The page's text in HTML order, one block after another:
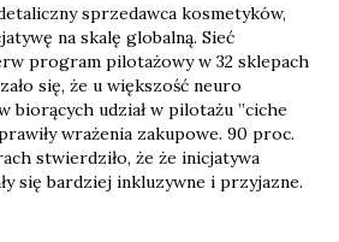
sprzedawca kosmetyków,
na skalę globalną. Sieć
program pilotażowy w 32 sklepach
się, że u większość neuro
biorących udział w pilotażu ​​”ciche
wrażenia zakupowe. 90 proc.
stwierdziło, że ​​że inicjatywa
się bardziej inkluzywne i przyjazne.